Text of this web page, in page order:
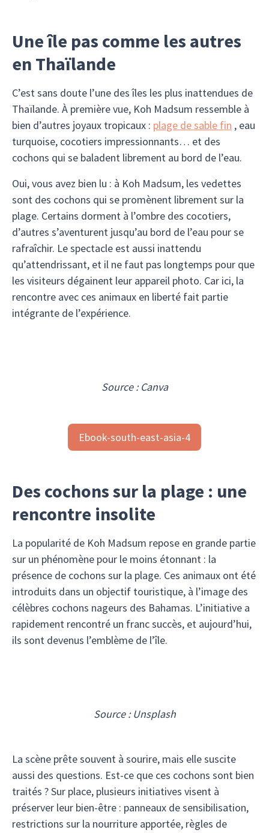
Une île pas comme les autres
en Thaïlande
C’est sans doute l’une des îles les plus inattendues de
Thaïlande. À première vue, Koh Madsum ressemble à
bien d’autres joyaux tropicaux : plage de sable fin , eau
turquoise, cocotiers impressionnants… et des
cochons qui se baladent librement au bord de l’eau.
Oui, vous avez bien lu : à Koh Madsum, les vedettes
sont des cochons qui se promènent librement sur la
plage. Certains dorment à l’ombre des cocotiers,
d’autres s’aventurent jusqu’au bord de l’eau pour se
rafraîchir. Le spectacle est aussi inattendu
qu’attendrissant, et il ne faut pas longtemps pour que
les visiteurs dégainent leur appareil photo. Car ici, la
rencontre avec ces animaux en liberté fait partie
intégrante de l’expérience.
Source : Canva
Ebook-south-east-asia-4
Des cochons sur la plage : une
rencontre insolite
La popularité de Koh Madsum repose en grande partie
sur un phénomène pour le moins étonnant : la
présence de cochons sur la plage. Ces animaux ont été
introduits dans un objectif touristique, à l’image des
célèbres cochons nageurs des Bahamas. L’initiative a
rapidement rencontré un franc succès, et aujourd’hui,
ils sont devenus l’emblème de l’île.
Source : Unsplash
La scène prête souvent à sourire, mais elle suscite
aussi des questions. Est-ce que ces cochons sont bien
traités ? Sur place, plusieurs initiatives visent à
préserver leur bien-être : panneaux de sensibilisation,
restrictions sur la nourriture apportée, règles de